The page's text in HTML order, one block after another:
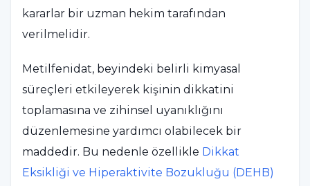
kararlar bir uzman hekim tarafından
verilmelidir.
Metilfenidat, beyindeki belirli kimyasal
süreçleri etkileyerek kişinin dikkatini
toplamasına ve zihinsel uyanıklığını
düzenlemesine yardımcı olabilecek bir
maddedir. Bu nedenle özellikle Dikkat
Eksikliği ve Hiperaktivite Bozukluğu (DEHB)